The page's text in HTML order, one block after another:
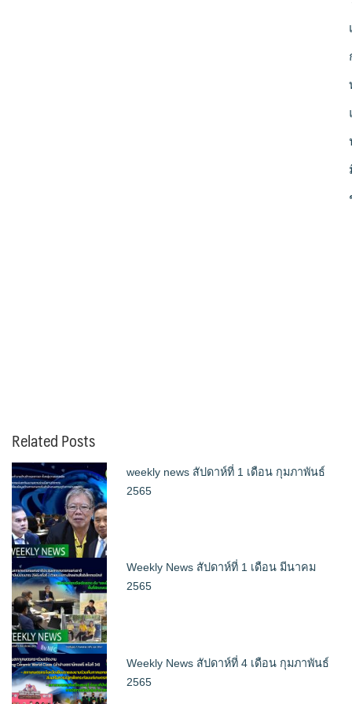
Related Posts
weekly news สัปดาห์ที่ 1 เดือน กุมภาพันธ์
2565
Weekly News สัปดาห์ที่ 1 เดือน มีนาคม
2565
Weekly News สัปดาห์ที่ 4 เดือน กุมภาพันธ์
2565